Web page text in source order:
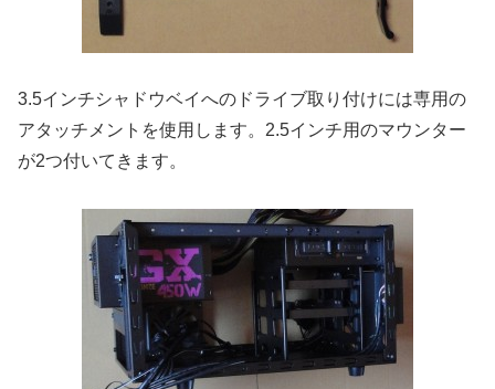
3.5インチシャドウベイへのドライブ取り付けには専用の
アタッチメントを使用します。2.5インチ用のマウンター
が2つ付いてきます。